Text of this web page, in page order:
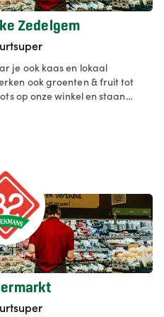
Zedelgem
je ook kaas en lokaal
ook groenten & fruit tot
op onze winkel en staan